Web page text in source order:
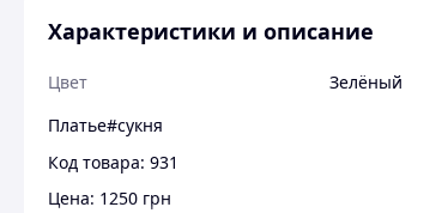
Характеристики и описание
Цвет
Зелёный
Платье#сукня
Код товара: 931
Цена: 1250 грн